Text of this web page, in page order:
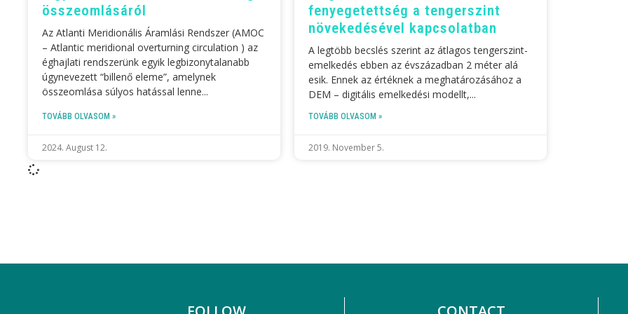
összeomlásáról
Az Atlanti Meridionális Áramlási Rendszer (AMOC
– Atlantic meridional overturning circulation ) az
éghajlati rendszerünk egyik legbizonytalanabb
úgynevezett “billenő eleme”, amelynek
összeomlása súlyos hatással lenne
TOVÁBB OLVASOM »
2024. August 12.
fenyegetettség a tengerszint
növekedésével kapcsolatban
A legtöbb becslés szerint az átlagos tengerszint-
emelkedés ebben az évszázadban 2 méter alá
esik. Ennek az értéknek a meghatározásához a
DEM – digitális emelkedési modellt,
TOVÁBB OLVASOM »
2019. November 5.